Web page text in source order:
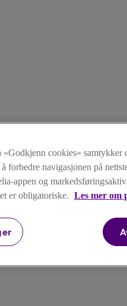
«Godkjenn cookies» samtykker
forbedre navigasjonen på
appen og
er obligatoriske. Les mer om